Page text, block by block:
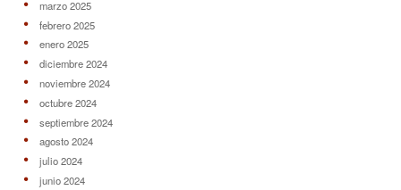
marzo 2025
febrero 2025
enero 2025
diciembre 2024
noviembre 2024
octubre 2024
septiembre 2024
agosto 2024
julio 2024
junio 2024